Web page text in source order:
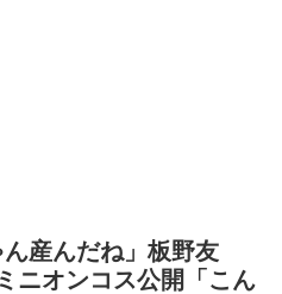
ん産んだね」板野友
ニオンコス公開「こん